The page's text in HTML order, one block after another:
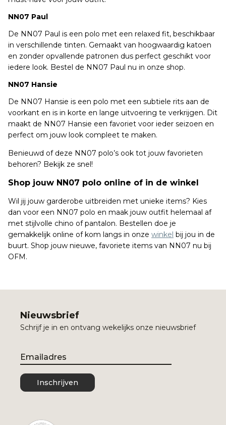
NN07 Paul
De NN07 Paul is een polo met een relaxed fit, beschikbaar
in verschillende tinten. Gemaakt van hoogwaardig katoen
en zonder opvallende patronen dus perfect geschikt voor
iedere look. Bestel de NN07 Paul nu in onze shop.
NN07 Hansie
De NN07 Hansie is een polo met een subtiele rits aan de
voorkant en is in korte en lange uitvoering te verkrijgen. Dit
maakt de NN07 Hansie een favoriet voor ieder seizoen en
perfect om jouw look compleet te maken.
Benieuwd of deze NN07 polo’s ook tot jouw favorieten
behoren? Bekijk ze snel!
Shop jouw NN07 polo online of in de winkel
Wil jij jouw garderobe uitbreiden met unieke items? Kies
dan voor een NN07 polo en maak jouw outfit helemaal af
met stijlvolle chino of pantalon. Bestellen doe je
gemakkelijk online of kom langs in onze winkel bij jou in de
buurt. Shop jouw nieuwe, favoriete items van NN07 nu bij
OFM.
Nieuwsbrief
Schrijf je in en ontvang wekelijks onze nieuwsbrief
Email
Inschrijven